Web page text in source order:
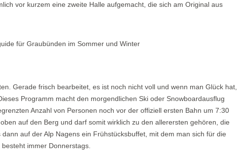
vor kurzem eine zweite Halle aufgemacht, die sich am Original aus
Gerade frisch bearbeitet, es ist noch nicht voll und wenn man Glück hat,
Programm macht den morgendlichen Ski oder Snowboardausflug
Anzahl von Personen noch vor der offiziell ersten Bahn um 7:30
auf den Berg und darf somit wirklich zu den allerersten gehören, die
auf der Alp Nagens ein Frühstücksbuffet, mit dem man sich für die
immer Donnerstags.